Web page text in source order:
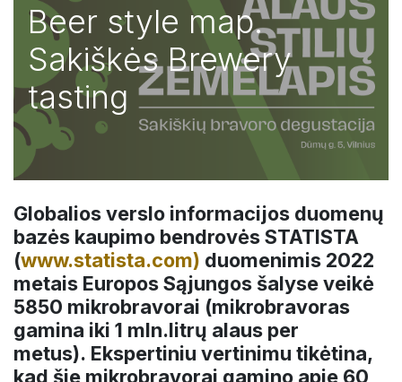
Beer style map.
Sakiškės Brewery
tasting
Globalios verslo informacijos duomenų
bazės kaupimo bendrovės STATISTA
(www.statista.com) duomenimis 2022
metais Europos Sąjungos šalyse veikė
5850 mikrobravorai (mikrobravoras
gamina iki 1 mln.litrų alaus per
metus). Ekspertiniu vertinimu tikėtina,
kad šie mikrobravorai gamino apie 60